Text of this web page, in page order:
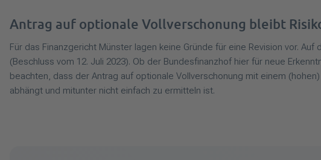
Antrag auf optionale Vollverschonung bleibt
Für das Finanzgericht Münster lagen keine Gründe für eine Revision vor. Auf
(Beschluss vom 12. Juli 2023). Ob der Bundesfinanzhof hier für neue
beachten, dass der Antrag auf optionale Vollverschonung mit einem
abhängt und mitunter nicht einfach zu ermitteln ist.